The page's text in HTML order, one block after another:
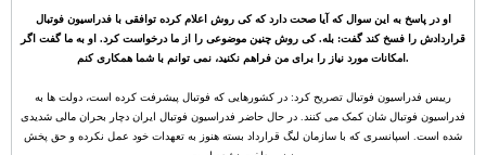
او در پاسخ به این سوال که آیا صحت دارد که کی روش اعلام کرده توافقی با فدراسیون فوتبال
قراردادش را فسخ کند گفت: بله. کی روش چنین موضوعی را از ما درخواست کرد. او به ما گفت اگر
امکانات مورد نیاز را برای من فراهم نکنید، نمی توانم با شما همکاری کنم.
رییس فدراسیون فوتبال تصریح کرد: در کشورهایی که فوتبال پیشرفت کرده است، دولت ها به
فدراسیون فوتبال شان کمک می کنند. در حال حاضر فدراسیون فوتبال ایران دچار بحران مالی شدیدی
شده است. اسپانسری که با سازمان لیگ قرارداد بسته هنوز به تعهدات خود عمل نکرده و حق پخش